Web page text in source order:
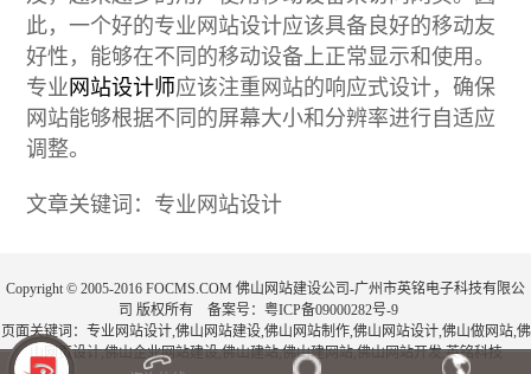
此，一个好的专业网站设计应该具备良好的移动友
好性，能够在不同的移动设备上正常显示和使用。
专业 网站设计师应该注重网站的响应式设计，确保
网站能够根据不同的屏幕大小和分辨率进行自适应
调整。
文章关键词：专业网站设计
Copyright © 2005-2016 FOCMS.COM 佛山网站建设公司-广州市英铭电子科技有限公
司 版权所有 备案号： 粤ICP备09000282号-9
页面关键词：专业网站设计,佛山网站建设,佛山网站制作,佛山网站设计,佛山做网站,佛
山网页设计,佛山企业网站建设,佛山建站,佛山建网站,佛山网站开发,英铭科技